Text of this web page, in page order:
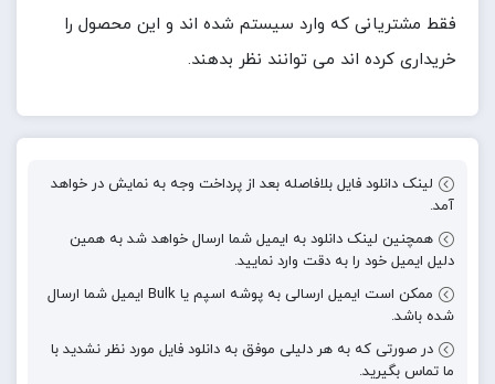
فقط مشتریانی که وارد سیستم شده اند و این محصول را
خریداری کرده اند می توانند نظر بدهند.
لینک دانلود فایل بلافاصله بعد از پرداخت وجه به نمایش در خواهد
آمد.
همچنین لینک دانلود به ایمیل شما ارسال خواهد شد به همین
دلیل ایمیل خود را به دقت وارد نمایید.
ممکن است ایمیل ارسالی به پوشه اسپم یا Bulk ایمیل شما ارسال
شده باشد.
در صورتی که به هر دلیلی موفق به دانلود فایل مورد نظر نشدید با
ما تماس بگیرید.